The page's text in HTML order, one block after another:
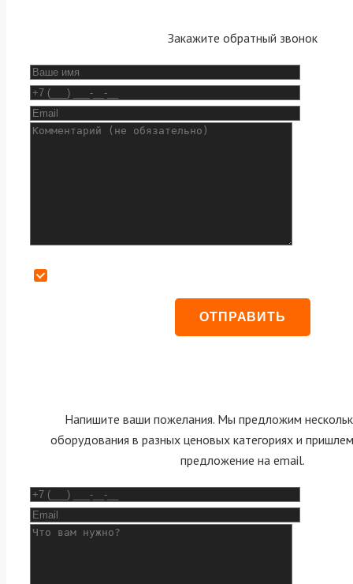
Закажите обратный звонок
Напишите ваши пожелания. Мы предложим
оборудования в разных ценовых категориях и
предложение на email.